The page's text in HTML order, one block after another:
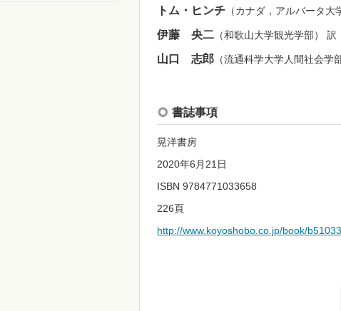
トム・ヒンチ （カナダ，アルバータ
伊藤 央二 （和歌山大学観光学部） 訳
山口 志郎 （流通科学大学人間社会学
書誌事項
晃洋書房
2020年6月21日
ISBN 9784771033658
226頁
http://www.koyoshobo.co.jp/book/